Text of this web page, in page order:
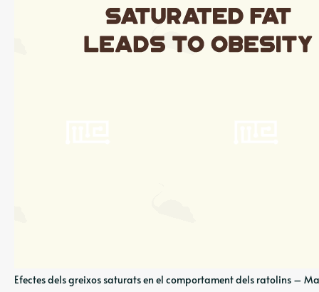
Efectes dels greixos saturats en el comportament dels ratolins –